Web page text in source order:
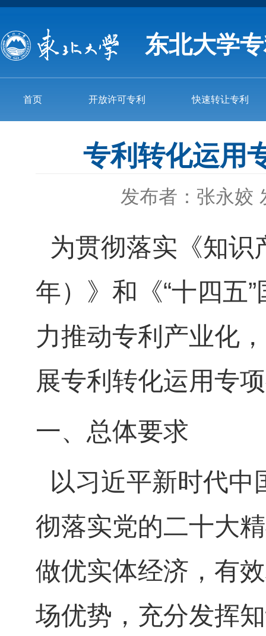
东北大学
首页 开放许可专利 快速转让专利
专利转化运用
发布者：张永姣
为贯彻落实《知
年）》和《“十四五
力推动专利产业化
展专利转化运用专
一、总体要求
以习近平新时代中
彻落实党的二十大
做优实体经济，有
场优势，充分发挥